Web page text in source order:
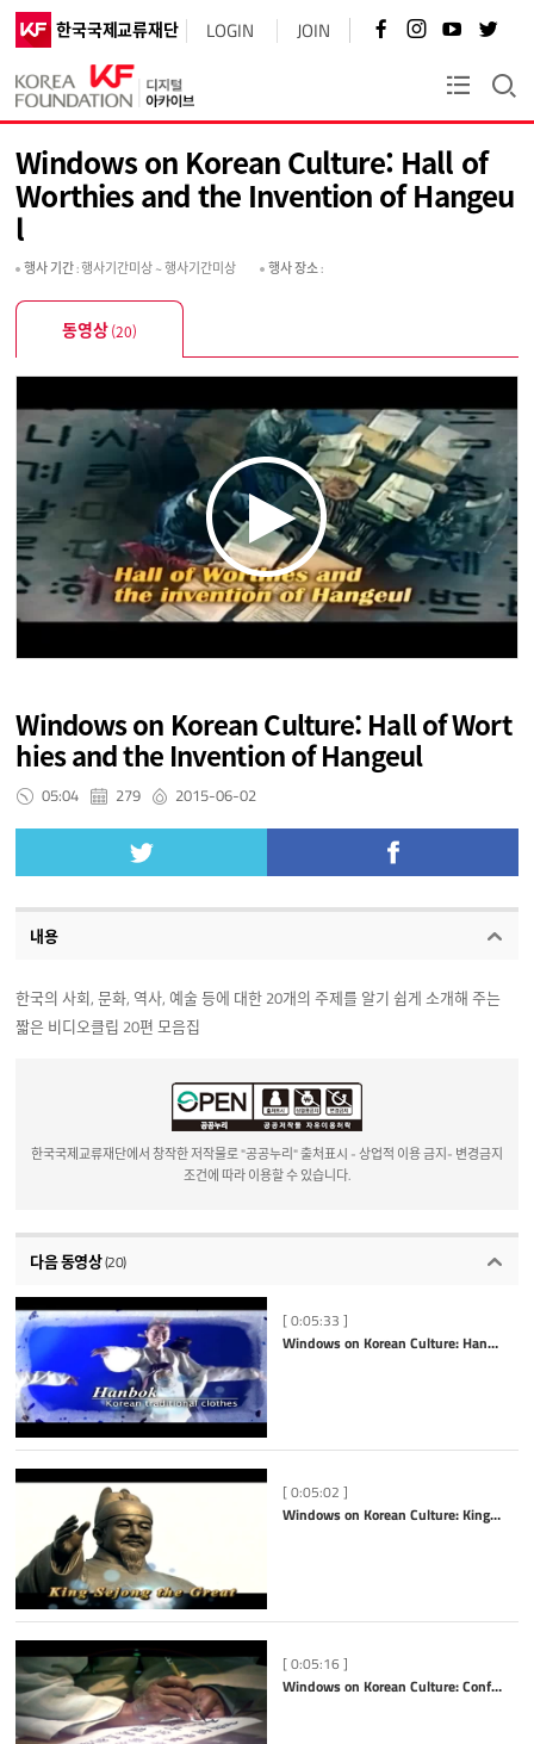
한국국제교류재단 LOGIN JOIN 페
이
로
가
기
인
스
바
로
가
기
유
튜
브
바
가
기
트
터
바
로
가
KF플러스
Windows on Korean Culture: Hall of
Worthies and the Invention of Hangeu
l
행사 기간: 행사기간미상 ~ 행사기간미상 행사 장소:
동영상(20)
Windows on Korean Culture: Hall of Wort
hies and the Invention of Hangeul
05:04 279 2015-06-02
내용
한국의 사회, 문화, 역사, 예술 등에 대한 20개의 주제를 알기 쉽게 소개해 주는
짧은 비디오클립 20편 모음집
한국국제교류재단에서 창작한 저작물로 "공공누리" 출처표시 - 상업적 이용 금지- 변경금지
조건에 따라 이용할 수 있습니다.
다음 동영상(20)
[ 0:05:33 ]
Windows on Korean Culture: Hanbok
[ 0:05:02 ]
Windows on Korean Culture: King Sejong the Great
[ 0:05:16 ]
Windows on Korean Culture: Confucianism